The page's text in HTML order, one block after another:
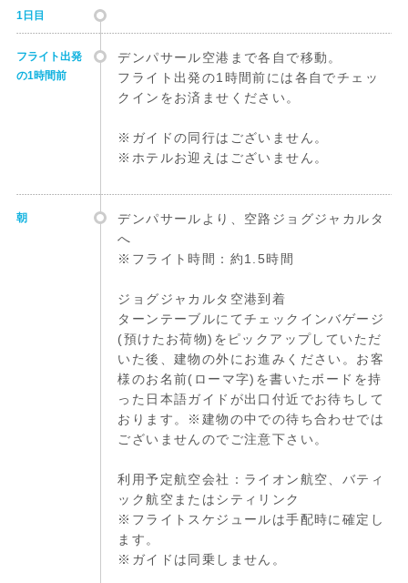
1日目
フライト出発
の1時間前
デンパサール空港まで各自で移動。
フライト出発の1時間前には各自でチェッ
クインをお済ませください。
※ガイドの同行はございません。
※ホテルお迎えはございません。
朝
デンパサールより、空路ジョグジャカルタ
へ
※フライト時間：約1.5時間
ジョグジャカルタ空港到着
ターンテーブルにてチェックインバゲージ
(預けたお荷物)をピックアップしていただ
いた後、建物の外にお進みください。お客
様のお名前(ローマ字)を書いたボードを持
った日本語ガイドが出口付近でお待ちして
おります。※建物の中での待ち合わせでは
ございませんのでご注意下さい。
利用予定航空会社：ライオン航空、バティ
ック航空またはシティリンク
※フライトスケジュールは手配時に確定し
ます。
※ガイドは同乗しません。